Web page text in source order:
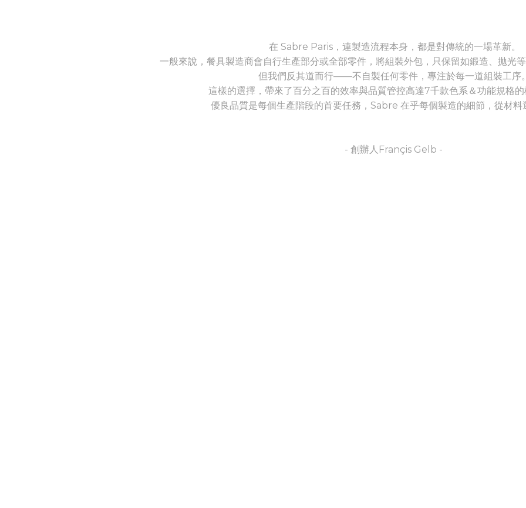
在 Sabre Paris，連製造流程本身，都是對傳統的一場革新。
一般來說，餐具製造商會自行生產部分或全部零件，將組裝外包，只保留如鍛造、拋光等
但我們反其道而行——不自製任何零件，專注於每一道組裝工序。
這樣的選擇，帶來了百分之百的效率與品質管控高達7千款色系＆功能規格的
優良品質是每個生產階段的首要任務，Sabre 在乎每個製造的細節，從材料
- 創辦人Françis Gelb -